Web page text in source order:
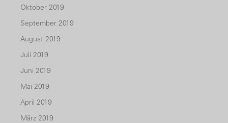
Oktober 2019
September 2019
August 2019
Juli 2019
Juni 2019
Mai 2019
April 2019
März 2019